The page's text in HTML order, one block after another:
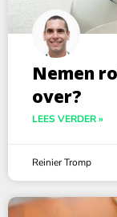
Nemen
over?
LEES VERDER »
Reinier Tromp